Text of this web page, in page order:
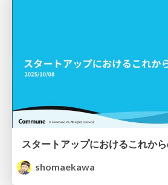
スタートアップにおけるこれから
shomaekawa